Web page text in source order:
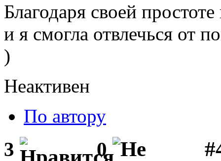
Благодаря своей простоте
и я смогла отвлечься от
)
Неактивен
По автору
3 0